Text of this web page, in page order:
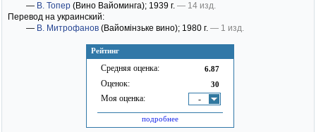
Рейтинг
Средняя оценка: 6.87
Оценок: 30
Моя оценка: -
подробнее
— В. Топер (Вино Вайоминга); 1939 г. — 14 изд.
Перевод на украинский:
— В. Митрофанов (Вайомінзьке вино); 1980 г. — 1 изд.